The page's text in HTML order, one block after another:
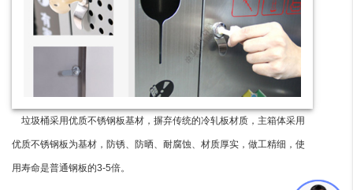
垃圾桶采用优质不锈钢板基材，摒弃传统的冷轧板材质，主箱体采用
优质不锈钢板为基材，防锈、防晒、耐腐蚀、材质厚实，做工精细，使
用寿命是普通钢板的3-5倍。